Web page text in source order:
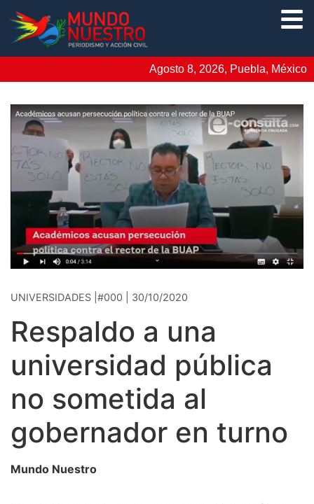
Agosto 8, 2026, Puebla, México
UNIVERSIDADES |#000 | 30/10/2020
Respaldo a una
universidad pública
no sometida al
gobernador en turno
Mundo Nuestro